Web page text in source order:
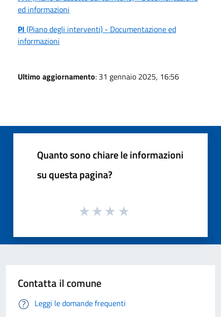
ed informazioni
PI (Piano degli interventi) - Documentazione ed
informazioni
Ultimo aggiornamento: 31 gennaio 2025, 16:56
Quanto sono chiare le informazioni
su questa pagina?
Contatta il comune
Leggi le domande frequenti